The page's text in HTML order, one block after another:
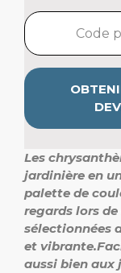
Les
jardinière en
palette de
regards lors de
sélectionnées
et vibrante.
aussi bien aux